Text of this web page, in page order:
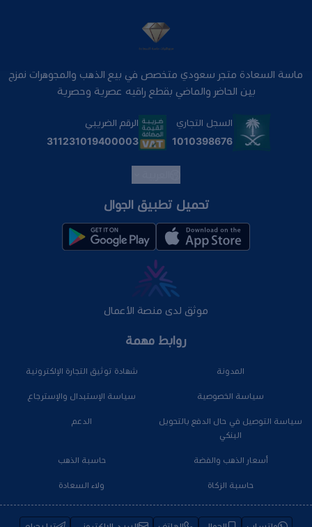
روابط مهمة
المدونة شهادة توثيق التجارة الإلكترونية
سياسة الخصوصية سياسة الإستبدال والإسترجاع
سياسة التوصيل في حال الدفع بالتحويل
البنكي
الدعم
أسعار الذهب والفضة حاسبة الذهب
حاسبة الزكاة ولاء السعادة
ماسة السعادة متجر سعودي متخصص في بيع الذهب والمجوهرات نمزج
بين الحاضر والماضي بقطع راقيه عصرية وحصرية
السجل التجاري
1010398676
الرقم الضريبي
311231019400003
تحميل تطبيق الجوال
موثق لدى منصة الأعمال